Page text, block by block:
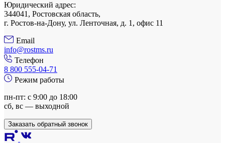
Юридический адрес:
344041, Ростовская область,
г. Ростов-на-Дону, ул. Ленточная, д. 1, офис 11
Email
info@rostms.ru
Телефон
8 800 555-04-71
Режим работы
пн-пт: с 9:00 до 18:00
сб, вс — выходной
Заказать обратный звонок